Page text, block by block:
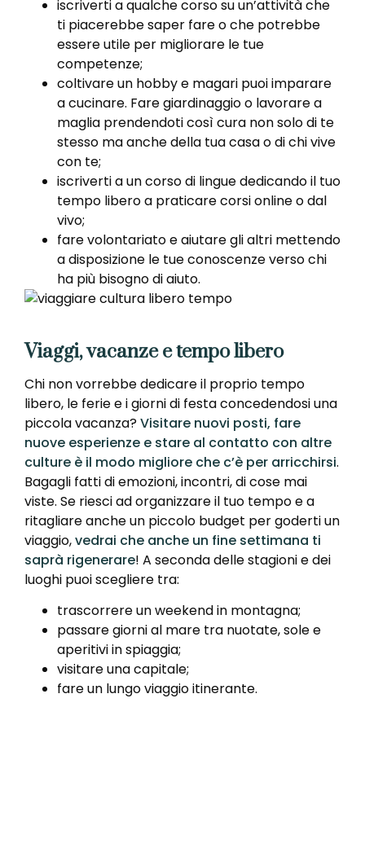
iscriverti a qualche corso su un’attività che
ti piacerebbe saper fare o che potrebbe
essere utile per migliorare le tue
competenze;
coltivare un hobby e magari puoi imparare
a cucinare. Fare giardinaggio o lavorare a
maglia prendendoti così cura non solo di te
stesso ma anche della tua casa o di chi vive
con te;
iscriverti a un corso di lingue dedicando il tuo
tempo libero a praticare corsi online o dal
vivo;
fare volontariato e aiutare gli altri mettendo
a disposizione le tue conoscenze verso chi
ha più bisogno di aiuto.
Viaggi, vacanze e tempo libero
Chi non vorrebbe dedicare il proprio tempo
libero, le ferie e i giorni di festa concedendosi una
piccola vacanza?Visitare nuovi posti, fare
nuove esperienze e stare al contatto con altre
culture è il modo migliore che c’è per arricchirsi.
Bagagli fatti di emozioni, incontri, di cose mai
viste. Se riesci ad organizzare il tuo tempo e a
ritagliare anche un piccolo budget per goderti un
viaggio,vedrai che anche un fine settimana ti
saprà rigenerare! A seconda delle stagioni e dei
luoghi puoi scegliere tra:
trascorrere un weekend in montagna;
passare giorni al mare tra nuotate, sole e
aperitivi in spiaggia;
visitare una capitale;
fare un lungo viaggio itinerante.